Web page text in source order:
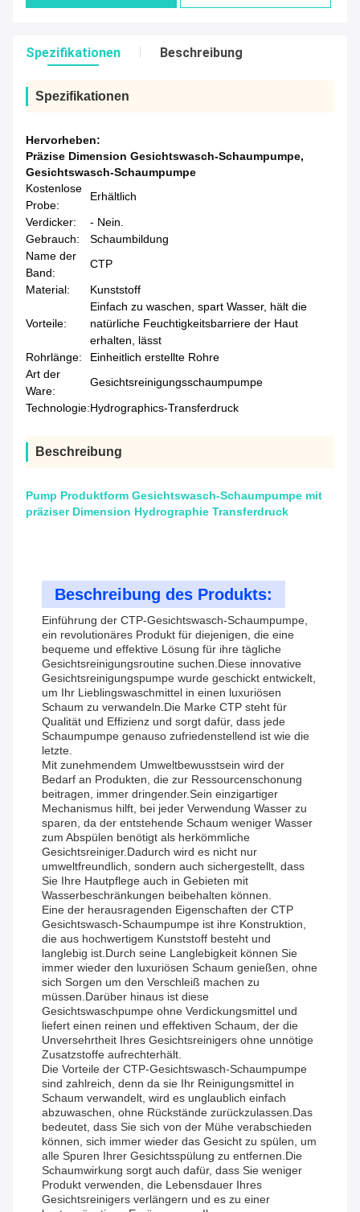
Spezifikationen Beschreibung
Spezifikationen
Hervorheben:
Präzise Dimension Gesichtswasch-Schaumpumpe,
Gesichtswasch-Schaumpumpe
Kostenlose
Probe:
Erhältlich
Verdicker:
- Nein.
Gebrauch:
Schaumbildung
Name der
Band:
CTP
Material:
Kunststoff
Vorteile:
Einfach zu waschen, spart Wasser, hält die
natürliche Feuchtigkeitsbarriere der Haut
erhalten, lässt
Rohrlänge:
Einheitlich erstellte Rohre
Art der
Ware:
Gesichtsreinigungsschaumpumpe
Technologie:Hydrographics-Transferdruck
Beschreibung
Pump Produktform Gesichtswasch-Schaumpumpe mit
präziser Dimension Hydrographie Transferdruck
Beschreibung des Produkts:
Einführung der CTP-Gesichtswasch-Schaumpumpe,
ein revolutionäres Produkt für diejenigen, die eine
bequeme und effektive Lösung für ihre tägliche
Gesichtsreinigungsroutine suchen.Diese innovative
Gesichtsreinigungspumpe wurde geschickt entwickelt,
um Ihr Lieblingswaschmittel in einen luxuriösen
Schaum zu verwandeln.Die Marke CTP steht für
Qualität und Effizienz und sorgt dafür, dass jede
Schaumpumpe genauso zufriedenstellend ist wie die
letzte.
Mit zunehmendem Umweltbewusstsein wird der
Bedarf an Produkten, die zur Ressourcenschonung
beitragen, immer dringender.Sein einzigartiger
Mechanismus hilft, bei jeder Verwendung Wasser zu
sparen, da der entstehende Schaum weniger Wasser
zum Abspülen benötigt als herkömmliche
Gesichtsreiniger.Dadurch wird es nicht nur
umweltfreundlich, sondern auch sichergestellt, dass
Sie Ihre Hautpflege auch in Gebieten mit
Wasserbeschränkungen beibehalten können.
Eine der herausragenden Eigenschaften der CTP
Gesichtswasch-Schaumpumpe ist ihre Konstruktion,
die aus hochwertigem Kunststoff besteht und
langlebig ist.Durch seine Langlebigkeit können Sie
immer wieder den luxuriösen Schaum genießen, ohne
sich Sorgen um den Verschleiß machen zu
müssen.Darüber hinaus ist diese
Gesichtswaschpumpe ohne Verdickungsmittel und
liefert einen reinen und effektiven Schaum, der die
Unversehrtheit Ihres Gesichtsreinigers ohne unnötige
Zusatzstoffe aufrechterhält.
Die Vorteile der CTP-Gesichtswasch-Schaumpumpe
sind zahlreich, denn da sie Ihr Reinigungsmittel in
Schaum verwandelt, wird es unglaublich einfach
abzuwaschen, ohne Rückstände zurückzulassen.Das
bedeutet, dass Sie sich von der Mühe verabschieden
können, sich immer wieder das Gesicht zu spülen, um
alle Spuren Ihrer Gesichtsspülung zu entfernen.Die
Schaumwirkung sorgt auch dafür, dass Sie weniger
Produkt verwenden, die Lebensdauer Ihres
Gesichtsreinigers verlängern und es zu einer